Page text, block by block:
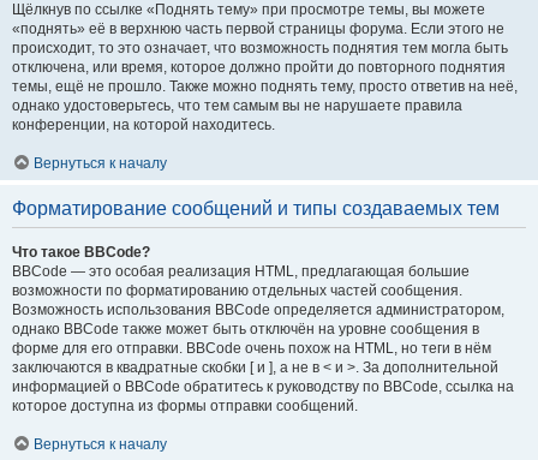
Щёлкнув по ссылке «Поднять тему» при просмотре темы, вы можете
«поднять» её в верхнюю часть первой страницы форума. Если этого не
происходит, то это означает, что возможность поднятия тем могла быть
отключена, или время, которое должно пройти до повторного поднятия
темы, ещё не прошло. Также можно поднять тему, просто ответив на неё,
однако удостоверьтесь, что тем самым вы не нарушаете правила
конференции, на которой находитесь.
Вернуться к началу
Форматирование сообщений и типы создаваемых тем
Что такое BBCode?
BBCode — это особая реализация HTML, предлагающая большие
возможности по форматированию отдельных частей сообщения.
Возможность использования BBCode определяется администратором,
однако BBCode также может быть отключён на уровне сообщения в
форме для его отправки. BBCode очень похож на HTML, но теги в нём
заключаются в квадратные скобки [ и ], а не в < и >. За дополнительной
информацией о BBCode обратитесь к руководству по BBCode, ссылка на
которое доступна из формы отправки сообщений.
Вернуться к началу